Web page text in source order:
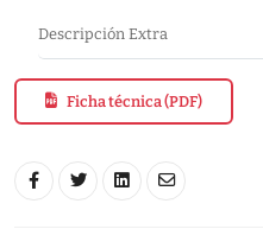
Descripción Extra
Ficha técnica (PDF)